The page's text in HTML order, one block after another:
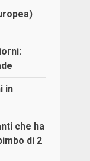
in
che ha
di 2